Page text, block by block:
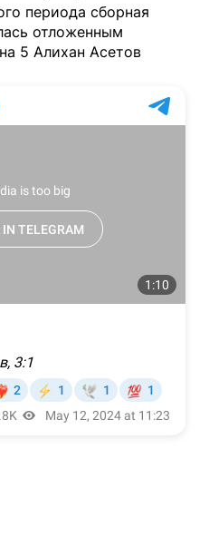
периода сборная
отложенным
5 Алихан Асетов